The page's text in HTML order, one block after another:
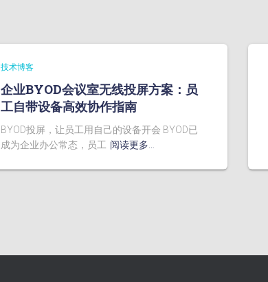
技术博客
企业BYOD会议室无线投屏方案：员
工自带设备高效协作指南
BYOD投屏，让员工用自己的设备开会 BYOD已
成为企业办公常态，员工 阅读更多…